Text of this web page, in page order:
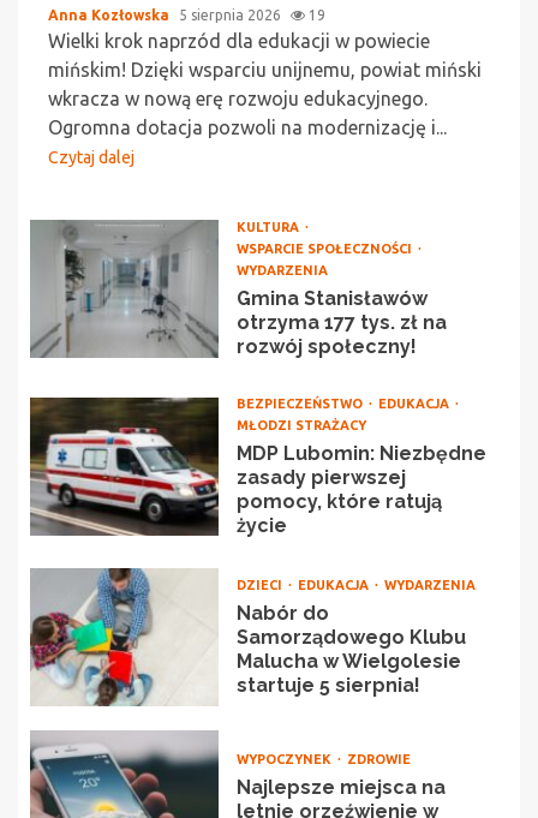
Anna Kozłowska 5 sierpnia 2026 19
Wielki krok naprzód dla edukacji w powiecie
mińskim! Dzięki wsparciu unijnemu, powiat miński
wkracza w nową erę rozwoju edukacyjnego.
Ogromna dotacja pozwoli na modernizację i...
Czytaj dalej
KULTURA
WSPARCIE SPOŁECZNOŚCI
WYDARZENIA
Gmina Stanisławów
otrzyma 177 tys. zł na
rozwój społeczny!
BEZPIECZEŃSTWO
EDUKACJA
MŁODZI STRAŻACY
MDP Lubomin: Niezbędne
zasady pierwszej
pomocy, które ratują
życie
DZIECI EDUKACJA WYDARZENIA
Nabór do
Samorządowego Klubu
Malucha w Wielgolesie
startuje 5 sierpnia!
WYPOCZYNEK ZDROWIE
Najlepsze miejsca na
letnie orzeźwienie w